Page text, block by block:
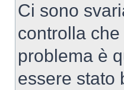
Ci sono
controlla
problema è
essere stato